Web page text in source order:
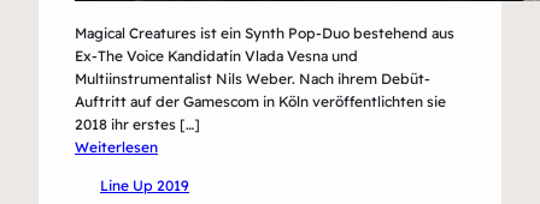
Magical Creatures ist ein Synth Pop-Duo bestehend aus
Ex-The Voice Kandidatin Vlada Vesna und
Multiinstrumentalist Nils Weber. Nach ihrem Debüt-
Auftritt auf der Gamescom in Köln veröffentlichten sie
2018 ihr erstes […]
Weiterlesen:
Creatures
Line Up 2019